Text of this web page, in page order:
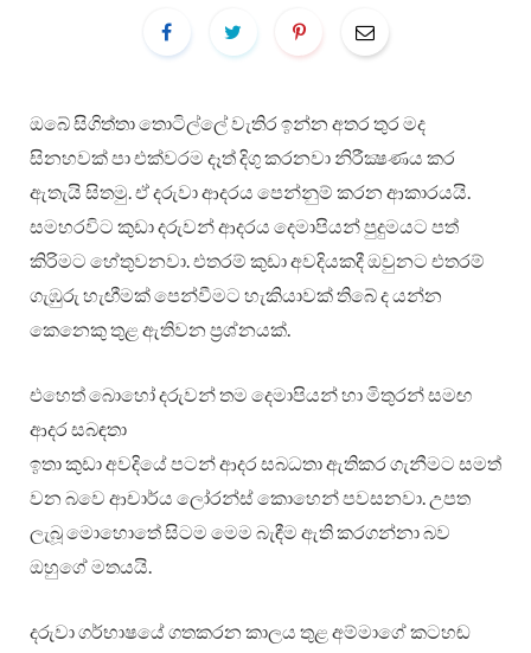
ඔබේ සිගිත්තා තොටිල්ලේ වැතිර ඉන්න අතර තුර මද
සිනහවක් පා එක්වරම දෑත් දිගු කරනවා නිරීක්‍ෂණය කර
ඇතැයි සිතමු. ඒ දරුවා ආදරය පෙන්නුම් කරන ආකාරයයි.
සමහරවිට කුඩා දරුවන් ආදරය දෙමාපියන් පුදුමයට පත්
කිරිමට හේතුවනවා. එතරම් කුඩා අවදියකදී ඔවුනට එතරම්
ගැඹුරු හැඟීමක් පෙන්වීමට හැකියාවක් තිබේ ද යන්න
කෙනෙකු තුළ ඇතිවන ප්‍රශ්නයක්.
එහෙත් බොහෝ දරුවන් තම දෙමාපියන් හා මිතුරන් සමඟ
ආදර සබඳතා
ඉතා කුඩා අවදියේ පටන් ආදර සබධතා ඇතිකර ගැනීමට සමත්
වන බවෙ ආචාර්ය ලෝරන්ස් කොහෙන් පවසනවා. උපත
ලැබූ මොහොතේ සිටම මෙම බැඳීම ඇති කරගන්නා බව
ඔහුගේ මතයයි.
දරුවා ගර්භාෂයේ ගතකරන කාලය තුළ අම්මාගේ කටහඬ